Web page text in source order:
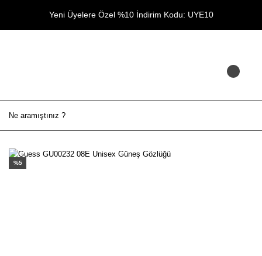
Yeni Üyelere Özel %10 İndirim Kodu: UYE10
%5